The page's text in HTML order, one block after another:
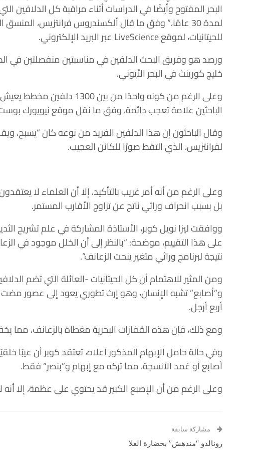
البحر المفتوح وأيضًا في الدراسات أثناء مراقبة كل
لمدة 30 عامًا،” وفق ما قال ألكسندروس فرانتزيس،
للحيتانيات، لموقع LiveScience عبر البريد الإلكتروني.
ورصد هو وفريق البحث الدلفين في مناسبتين منفصلتين في
خليج كورينث في البحر الأيوني.
وعلى الرغم من كونه واحدًا من
الباحثين علامة تعجب دائمة، وفق ما نقل موقع نيويورك
وقال الباحثون إن هذا الدلفين الفريد من نوعه كان “يسبح،
لفرانتزيس، الذي التقط صورًا للكائن العجيب.
وعلى الرغم من أنه أمر غريب بالتأكيد، إلا أن العلماء لا
بل بسبب انحراف وراثي ناتج عن تزاوج الأقارب المستمر.
ووافقت ليزا نويل كوبر، الأستاذة المشاركة في علم تشريح
على هذا التقييم، موضحة: “بالنظر إلى أن الخلل موجود في
نتيجة لبرنامج وراثي متغير ينحت الزعانف”.
ومن المثير للاهتمام أن كل الحيتانيات -العائلة التي تضم
و”أصابع” تشبه الإنسان، وهو إرث تطوري يعود إلى عصور مضت
أربع أرجل.
ومع ذلك، فإن هذه القفازات البحرية مغطاة بالزعانف، مما
وفي حالة حامل الإبهام المذكور أعلاه، تعتقد كوبر أن عيبًا
أصابع أو غمد الأنسجة، مما تركه مع إبهام و”بنصر” فقط.
وعلى الرغم من أن الإصبع الكبير قد يحتوي على عظمة، إلا أنه
مشاركة سابقة
رونالدو “مندهش” بحضارة العلا